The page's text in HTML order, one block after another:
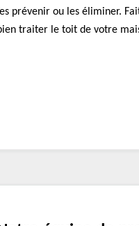
les prévenir ou les éliminer.
traiter le toit de votre